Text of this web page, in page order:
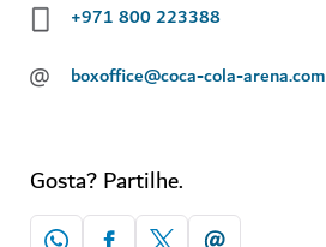
+971 800 223388
@ boxoffice@coca-cola-arena.com
Gosta? Partilhe.